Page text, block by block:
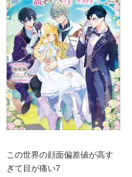
この世界の顔面偏差値が高す
ぎて目が痛い7